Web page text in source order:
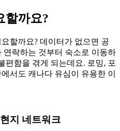
할까요?
할까요? 데이터가 없으면 공
연락하는 것부터 숙소로 이동하
편함을 겪게 되는데요. 로밍, 포
서도 캐나다 유심이 유용한 이
지 네트워크